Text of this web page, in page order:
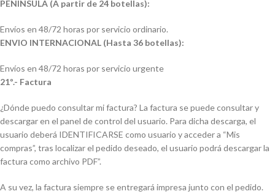
PENINSULA (A partir de 24 botellas):
Envíos en 48/72 horas por servicio ordinario.
ENVIO INTERNACIONAL (Hasta 36 botellas):
Envíos en 48/72 horas por servicio urgente
21º.- Factura
¿Dónde puedo consultar mi factura? La factura se puede consultar y
descargar en el panel de control del usuario. Para dicha descarga, el
usuario deberá IDENTIFICARSE como usuario y acceder a “Mis
compras”, tras localizar el pedido deseado, el usuario podrá descargar la
factura como archivo PDF”.
A su vez, la factura siempre se entregará impresa junto con el pedido.